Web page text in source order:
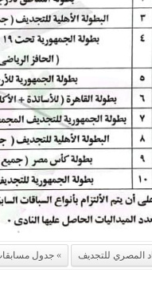
المصري للتجديف جدول